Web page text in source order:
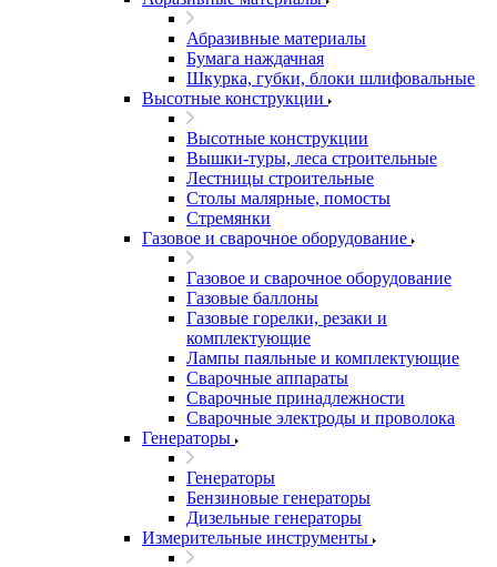
Абразивные материалы
Бумага наждачная
Шкурка, губки, блоки шлифовальные
Высотные конструкции
Высотные конструкции
Вышки-туры, леса строительные
Лестницы строительные
Столы малярные, помосты
Стремянки
Газовое и сварочное оборудование
Газовое и сварочное оборудование
Газовые баллоны
Газовые горелки, резаки и
комплектующие
Лампы паяльные и комплектующие
Сварочные аппараты
Сварочные принадлежности
Сварочные электроды и проволока
Генераторы
Генераторы
Бензиновые генераторы
Дизельные генераторы
Измерительные инструменты